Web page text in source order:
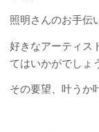
照明さんのお手伝
好きなアーティス
てはいかがでしょ
その要望、叶うか